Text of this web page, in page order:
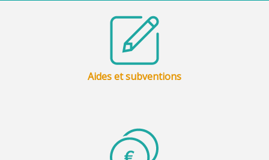
Aides et subventions